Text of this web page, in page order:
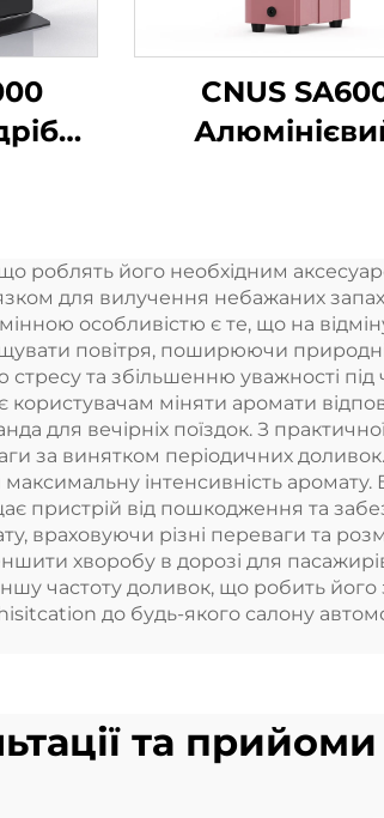
CNUS
аромат
аромат
hvac
Готель
роблять його необхідним
для вилучення небажаних
особливістю є те, що на
повітря, поширюючи
та збільшенню уважності під
міняти аромати
для вечірніх поїздок. З
за винятком періодичних
інтенсивність
пристрій від пошкодження та
враховуючи різні переваги та
хворобу в дорозі для
частоту доливок, що робить його
до будь-якого салону
та прийоми